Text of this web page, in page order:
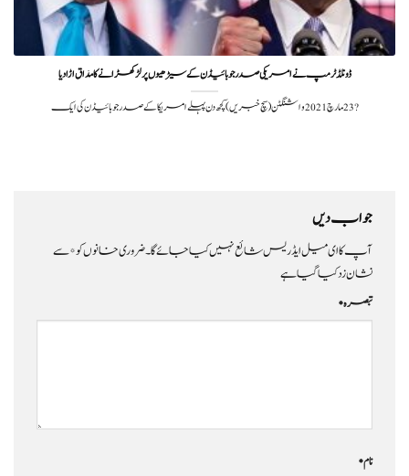
ڈونلڈ ٹرمپ نے امریکی صدر جوبائیڈن کے سیڑھیوں پر لڑکھڑانے کا مذاق اڑادیا
?️ 23 مارچ 2021واشنگٹن (سچ خبریں) کچھ دن پہلے امریکا کے صدر جوبائیڈن کی ایک
جواب دیں
آپ کا ای میل ایڈریس شائع نہیں کیا جائے گا۔ضروری خانوں کو*سے
نشان زد کیا گیا ہے
تبصرہ*
نام*